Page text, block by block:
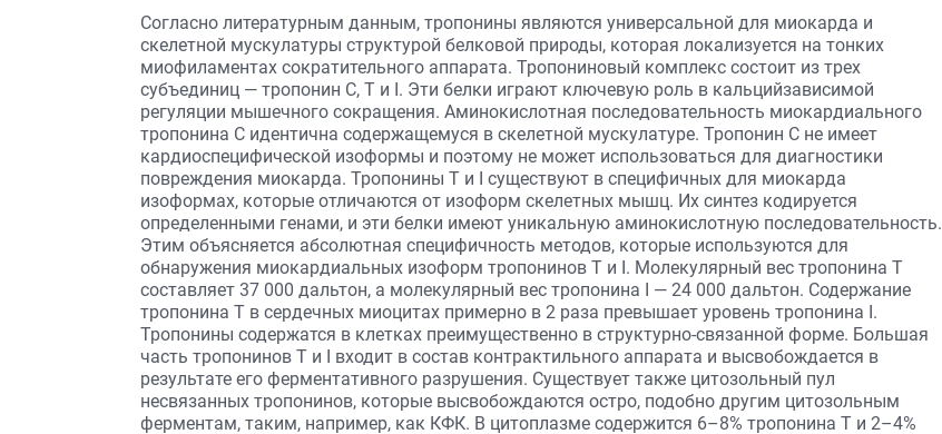
Согласно литературным данным, тропонины являются универсальной для миокарда и
скелетной мускулатуры структурой белковой природы, которая локализуется на тонких
миофиламентах сократительного аппарата. Тропониновый комплекс состоит из трех
субъединиц — тропонин С, Т и I. Эти белки играют ключевую роль в кальцийзависимой
регуляции мышечного сокращения. Аминокислотная последовательность миокардиального
тропонина С идентична содержащемуся в скелетной мускулатуре. Тропонин С не имеет
кардиоспецифической изоформы и поэтому не может использоваться для диагностики
повреждения миокарда. Тропонины Т и I существуют в специ­фичных для миокарда
изоформах, которые отличаются от изоформ скелетных мышц. Их синтез кодируется
определенными генами, и эти белки имеют уникальную аминокислотную последовательность.
Этим объясняется абсолютная специфичность методов, которые используются для
обнаружения миокардиальных изоформ тропонинов Т и I. Молекулярный вес тропонина Т
составляет 37 000 дальтон, а молекулярный вес тропонина I — 24 000 дальтон. Содержание
тропонина Т в сердечных миоцитах примерно в 2 раза превышает уровень тропонина I.
Тропонины содержатся в клетках преимущественно в структурно-связанной форме. Большая
часть тропонинов T и I входит в состав контрактильного аппарата и высвобождается в
результате его ферментативного разрушения. Существует также цитозольный пул
несвязанных тропонинов, которые высвобождаются остро, подобно другим цитозольным
ферментам, таким, например, как КФК. В цитоплазме содержится 6–8% тропонина Т и 2–4%